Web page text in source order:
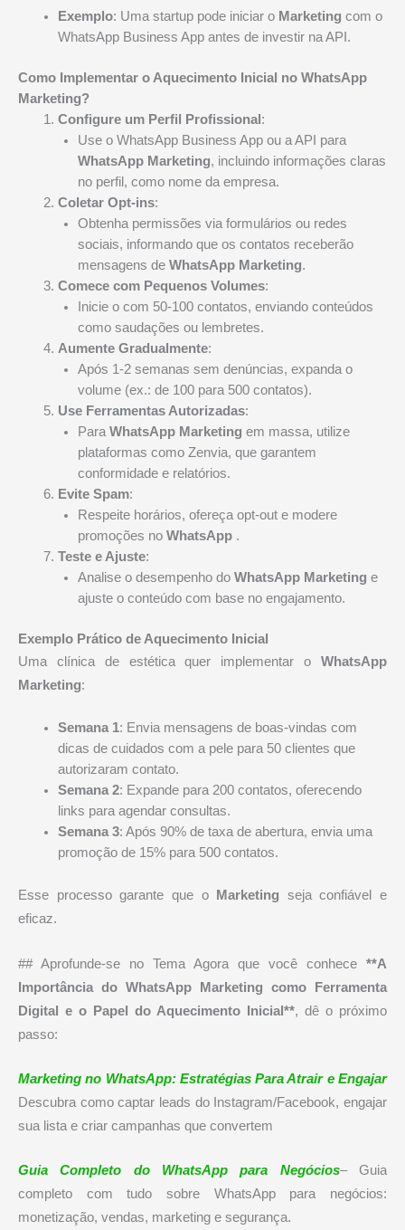
Exemplo: Uma startup pode iniciar o Marketing com o
WhatsApp Business App antes de investir na API.
Como Implementar o Aquecimento Inicial no WhatsApp
Marketing?
Configure um Perfil Profissional :
Use o WhatsApp Business App ou a API para
WhatsApp Marketing, incluindo informações claras
no perfil, como nome da empresa.
Coletar Opt-ins:
Obtenha permissões via formulários ou redes
sociais, informando que os contatos receberão
mensagens de WhatsApp Marketing.
Comece com Pequenos Volumes:
Inicie o com 50-100 contatos, enviando conteúdos
como saudações ou lembretes.
Aumente Gradualmente:
Após 1-2 semanas sem denúncias, expanda o
volume (ex.: de 100 para 500 contatos).
Use Ferramentas Autorizadas:
ParaWhatsApp Marketing em massa, utilize
plataformas como Zenvia, que garantem
conformidade e relatórios.
Evite Spam:
Respeite horários, ofereça opt-out e modere
promoções no WhatsApp .
Teste e Ajuste:
Analise o desempenho do WhatsApp Marketing e
ajuste o conteúdo com base no engajamento.
Exemplo Prático de Aquecimento Inicial
Uma clínica de estética quer implementar o WhatsApp
Marketing:
Semana 1: Envia mensagens de boas-vindas com
dicas de cuidados com a pele para 50 clientes que
autorizaram contato.
Semana 2: Expande para 200 contatos, oferecendo
links para agendar consultas.
Semana 3: Após 90% de taxa de abertura, envia uma
promoção de 15% para 500 contatos.
Esse processo garante que oMarketing seja confiável e
eficaz.
## Aprofunde-se no Tema Agora que você conhece **A
Importância do WhatsApp Marketing como Ferramenta
Digital e o Papel do Aquecimento Inicial**, dê o próximo
passo:
Marketing no WhatsApp: Estratégias Para Atrair e Engajar
Descubra como captar leads do Instagram/Facebook, engajar
sua lista e criar campanhas que convertem
Guia Completo do WhatsApp para Negócios– Guia
completo com tudo sobre WhatsApp para negócios:
monetização, vendas, marketing e segurança.